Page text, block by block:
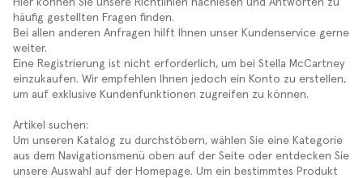
Hier können Sie unsere Richtlinien nachlesen und Antworten zu
häufig gestellten Fragen finden.
Bei allen anderen Anfragen hilft Ihnen unser Kundenservice gerne
weiter.
Eine Registrierung ist nicht erforderlich, um bei Stella McCartney
einzukaufen. Wir empfehlen Ihnen jedoch ein Konto zu erstellen,
um auf exklusive Kundenfunktionen zugreifen zu können.
Artikel suchen:
Um unseren Katalog zu durchstöbern, wählen Sie eine Kategorie
aus dem Navigationsmenü oben auf der Seite oder entdecken Sie
unsere Auswahl auf der Homepage. Um ein bestimmtes Produkt